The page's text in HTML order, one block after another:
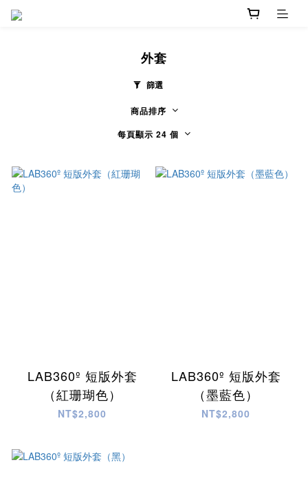
外套
篩選
商品排序
每頁顯示 24 個
LAB360º 短版外套
（紅珊瑚色）
NT$2,800
LAB360º 短版外套
（墨藍色）
NT$2,800